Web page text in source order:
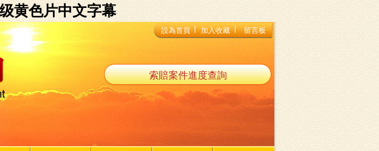
黄色片中文字幕
設為首頁 加入收藏 留言板
索賠案件進度查詢